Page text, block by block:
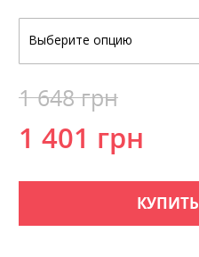
1 401 грн
1 648 грн
КУПИТЬ